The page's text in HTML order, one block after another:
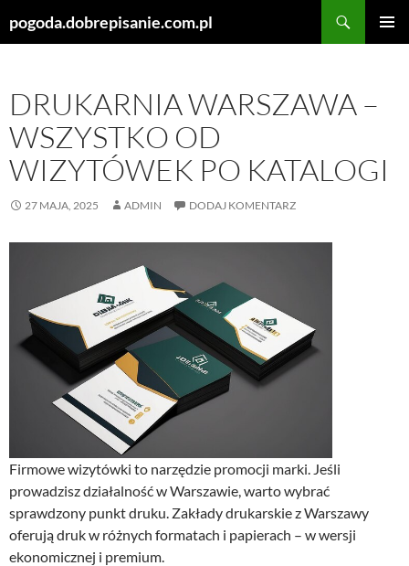
pogoda.dobrepisanie.com.pl
DRUKARNIA WARSZAWA –
WSZYSTKO OD
WIZYTÓWEK PO KATALOGI
27 MAJA, 2025 ADMIN DODAJ KOMENTARZ
Firmowe wizytówki to narzędzie promocji marki. Jeśli
prowadzisz działalność w Warszawie, warto wybrać
sprawdzony punkt druku. Zakłady drukarskie z Warszawy
oferują druk w różnych formatach i papierach – w wersji
ekonomicznej i premium.